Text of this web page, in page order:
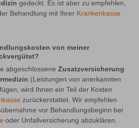
gedeckt. Es ist aber zu empfehlen,
Behandlung mit Ihrer Krankenkasse
von meiner
abgeschlossene Zusatzversicherung
(Leistungen von anerkannten
wird Ihnen ein Teil der Kosten
zurückerstattet. Wir empfehlen
vor Behandlungsbeginn bei
oder Unfallversicherung abzuklären.